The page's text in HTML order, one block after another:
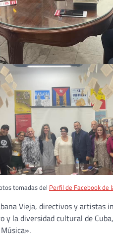
tomadas del Perfil de Facebook de
Vieja, directivos y artistas
la diversidad cultural de